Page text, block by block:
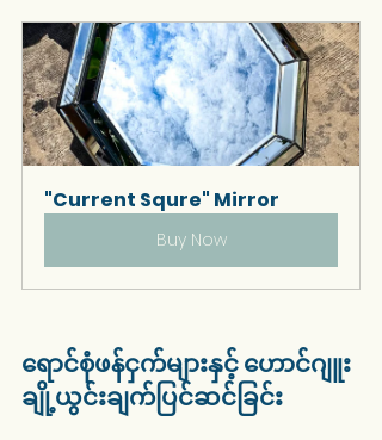
"Current Squre" Mirror
Buy Now
ရောင်စုံဖန်ငှက်များနှင့် ဟောင်ဂျူး
ချို့ယွင်းချက်ပြင်ဆင်ခြင်း